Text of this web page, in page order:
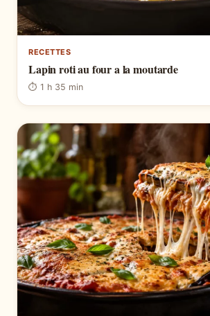
RECETTES
Lapin roti au four a la moutarde
⏱ 1 h 35 min